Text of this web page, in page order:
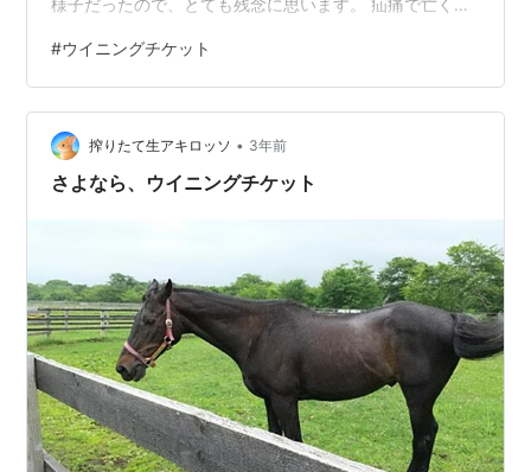
様子だったので、とても残念に思います。 疝痛で亡くな
【悼む】人生を変えてくれたウイニングチケット、追い
続けた「勝利への切符」（日刊スポーツ） - Yahoo!ニュ
ース＜悼む＞ 93年のダービー馬ウイニングチケットが18
日、けい養先の北海道浦河町の「うらかわ優駿ビレッジ
AERU」で、疝痛（せんつう）のため息を引き取った。
#ウイニングチケット
搾りたて生アキロッソ • 3年前
さよなら、ウイニングチケット